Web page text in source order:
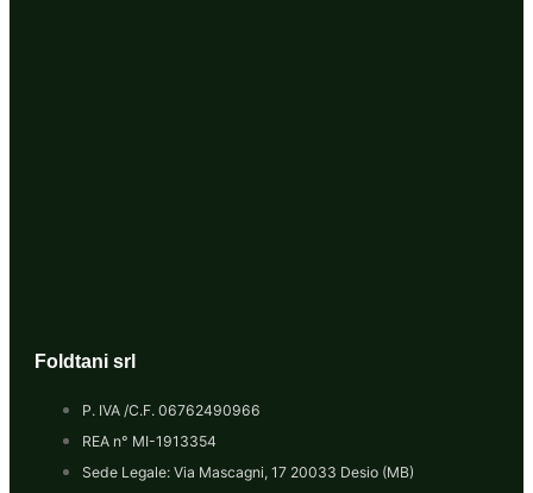
Foldtani srl
P. IVA /C.F. 06762490966
REA n° MI-1913354
Sede Legale: Via Mascagni, 17 20033 Desio (MB)